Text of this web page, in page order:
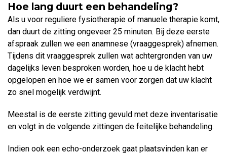
Hoe lang duurt een behandeling?
Als u voor reguliere fysiotherapie of manuele therapie komt,
dan duurt de zitting ongeveer 25 minuten. Bij deze eerste
afspraak zullen we een anamnese (vraaggesprek) afnemen.
Tijdens dit vraaggesprek zullen wat achtergronden van uw
dagelijks leven besproken worden, hoe u de klacht hebt
opgelopen en hoe we er samen voor zorgen dat uw klacht
zo snel mogelijk verdwijnt.
Meestal is de eerste zitting gevuld met deze inventarisatie
en volgt in de volgende zittingen de feitelijke behandeling.
Indien ook een echo-onderzoek gaat plaatsvinden kan er